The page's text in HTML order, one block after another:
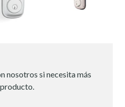
nosotros si necesita más